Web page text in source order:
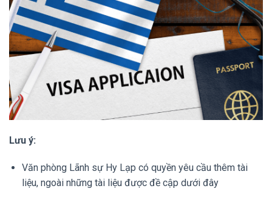
Lưu ý:
Văn phòng Lãnh sự Hy Lạp có quyền yêu cầu thêm tài
liệu, ngoài những tài liệu được đề cập dưới đây